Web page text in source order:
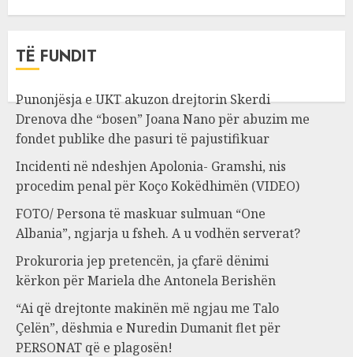
TË FUNDIT
Punonjësja e UKT akuzon drejtorin Skerdi
Drenova dhe “bosen” Joana Nano për abuzim me
fondet publike dhe pasuri të pajustifikuar
Incidenti në ndeshjen Apolonia- Gramshi, nis
procedim penal për Koço Kokëdhimën (VIDEO)
FOTO/ Persona të maskuar sulmuan “One
Albania”, ngjarja u fsheh. A u vodhën serverat?
Prokuroria jep pretencën, ja çfarë dënimi
kërkon për Mariela dhe Antonela Berishën
“Ai që drejtonte makinën më ngjau me Talo
Çelën”, dëshmia e Nuredin Dumanit flet për
PERSONAT që e plagosën!